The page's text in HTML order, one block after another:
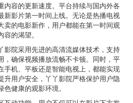
内容的更新速度。平台持续与国内外各
新影片第一时间上线。无论是热播电视
卖的电影新作，用户都能在第一时间观
的渴望。
影院采用先进的高清流媒体技术，支持
，确保视频播放流畅不卡顿。同时，平
手机、平板还是智能电视上，都能实现
升用户安全，丫丫影院严格保护用户隐
健康的观影环境。